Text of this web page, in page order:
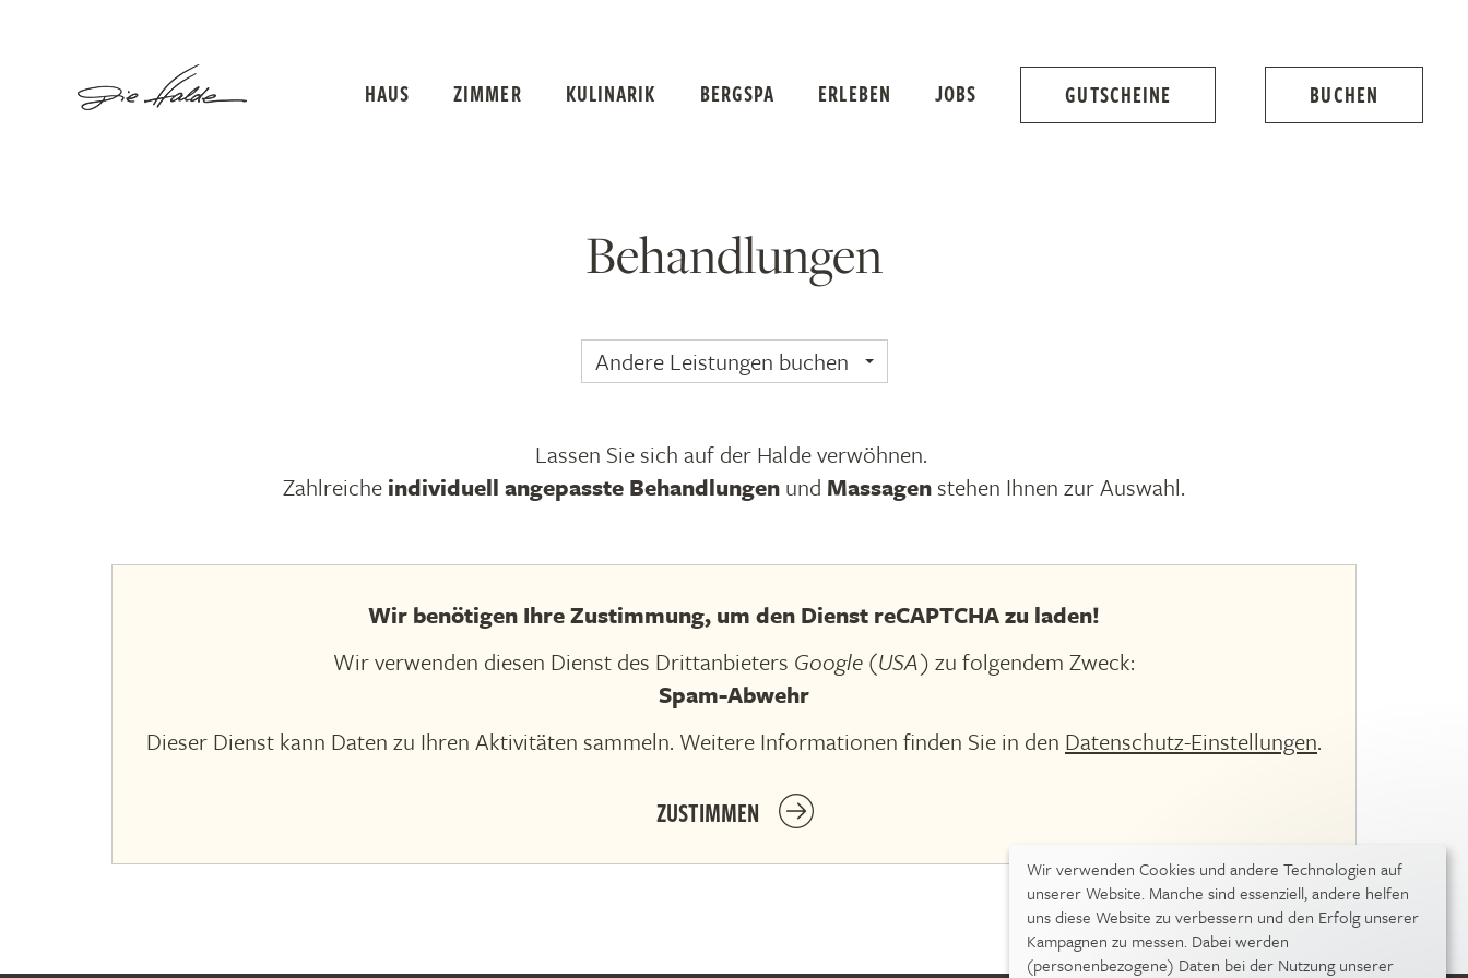
HAUS ZIMMER KULINARIK BERGSPA ERLEBEN JOBS GUTSCHEINE BUCHEN
Behandlungen
Andere Leistungen buchen
Lassen Sie sich auf der Halde verwöhnen.
Zahlreiche individuell angepasste Behandlungen und Massagen stehen Ihnen zur Auswahl.
Wir benötigen Ihre Zustimmung, um den Dienst reCAPTCHA zu laden!
Wir verwenden diesen Dienst des Drittanbieters Google (USA) zu folgendem Zweck:
Spam-Abwehr
Dieser Dienst kann Daten zu Ihren Aktivitäten sammeln. Weitere Informationen finden Sie in den Datenschutz-Einstellungen.
ZUSTIMMEN
Wir verwenden Cookies und andere Technologien auf
unserer Website. Manche sind essenziell, andere helfen
uns diese Website zu verbessern und den Erfolg unserer
Kampagnen zu messen. Dabei werden
(personenbezogene) Daten bei der Nutzung unserer